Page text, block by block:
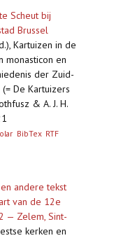
Scheut bij
Brussel
Kartuizen in de
monasticon en
der Zuid-
De Kartuizers
& A. J. H.
BibTex RTF
andere tekst
van de 12e
— Zelem, Sint-
kerken en